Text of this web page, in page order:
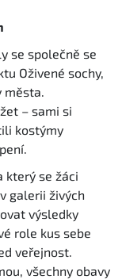
se společně se
Oživené sochy,
města.
– sami si
kostýmy
který se žáci
galerii živých
výsledky
role kus sebe
veřejnost.
všechny obavy